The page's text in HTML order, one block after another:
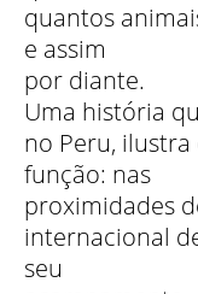
quantos
e assim
por diante.
Uma história
no Peru,
função: nas
proximidades
internacional
seu